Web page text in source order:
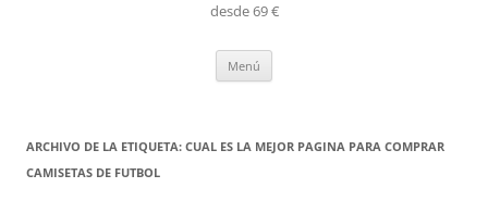
desde 69 €
Menú
ARCHIVO DE LA ETIQUETA: CUAL ES LA MEJOR PAGINA PARA COMPRAR
CAMISETAS DE FUTBOL